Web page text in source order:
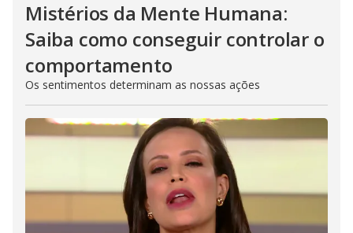
Mistérios da Mente Humana:
Saiba como conseguir controlar o
comportamento
Os sentimentos determinam as nossas ações